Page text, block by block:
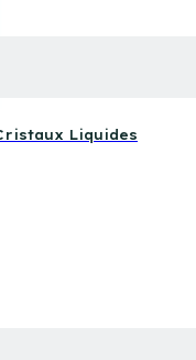
Liquides